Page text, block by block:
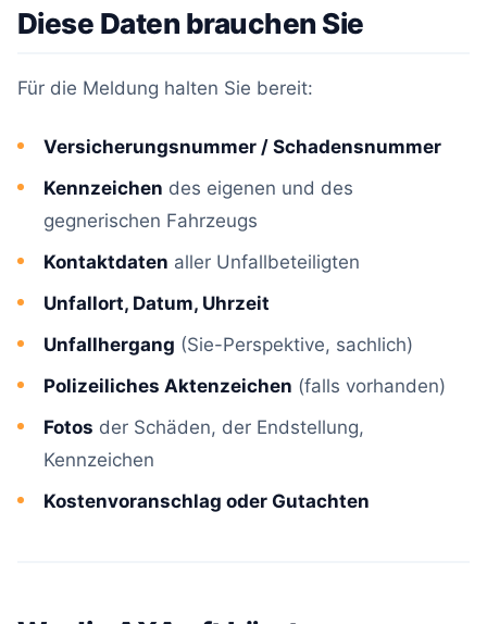
Diese Daten brauchen Sie
Für die Meldung halten Sie bereit:
Versicherungsnummer / Schadensnummer
Kennzeichen des eigenen und des
gegnerischen Fahrzeugs
Kontaktdaten aller Unfallbeteiligten
Unfallort, Datum, Uhrzeit
Unfallhergang (Sie-Perspektive, sachlich)
Polizeiliches Aktenzeichen (falls vorhanden)
Fotos der Schäden, der Endstellung,
Kennzeichen
Kostenvoranschlag oder Gutachten